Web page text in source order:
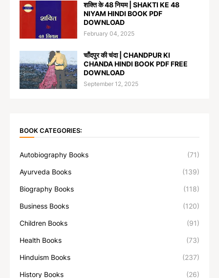
शक्ति के 48 नियम | SHAKTI KE 48
NIYAM HINDI BOOK PDF
DOWNLOAD
February 04, 2025
चाँदपुर की चंदा | CHANDPUR KI
CHANDA HINDI BOOK PDF FREE
DOWNLOAD
September 12, 2025
BOOK CATEGORIES:
Autobiography Books (71)
Ayurveda Books (139)
Biography Books (118)
Business Books (120)
Children Books (91)
Health Books (73)
Hinduism Books (237)
History Books (26)